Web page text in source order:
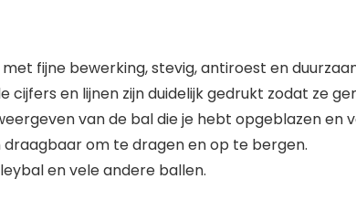
fijne bewerking, stevig, antiroest en
cijfers en lijnen zijn duidelijk gedrukt zodat ze
van de bal die je hebt opgeblazen en
om te dragen en op te bergen.
en vele andere ballen.